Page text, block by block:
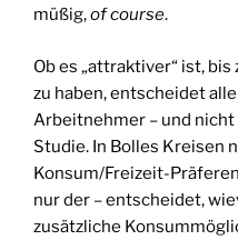
müßig,of course.
Ob es „attraktiver“ ist,
zu haben, entscheidet
Arbeitnehmer – und
Studie. In Bolles Kreisen
Konsum/Freizeit-
nur der – entscheidet,
zusätzliche